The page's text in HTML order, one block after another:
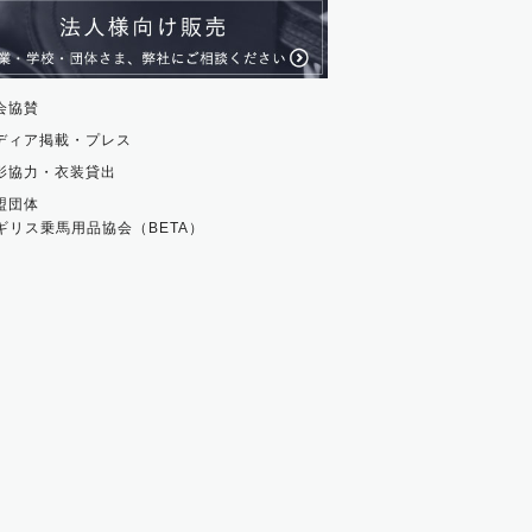
協賛
ィア掲載・プレス
協力・衣装貸出
団体
リス乗馬用品協会（BETA）